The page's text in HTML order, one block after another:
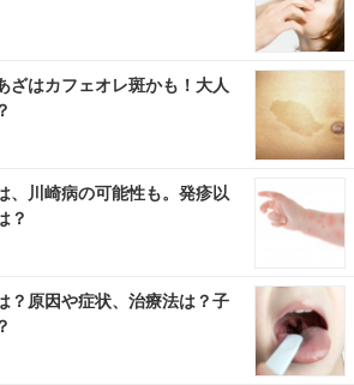
ざはカフェオレ斑かも！大人
、川崎病の可能性も。発疹以
？
？原因や症状、治療法は？子